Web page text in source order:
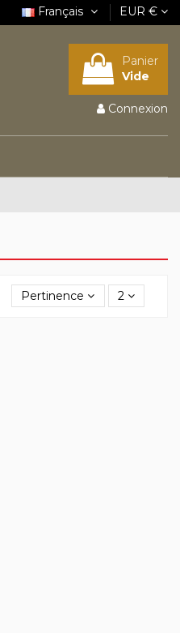
Français EUR €
Panier
Vide
Connexion
Pertinence 2